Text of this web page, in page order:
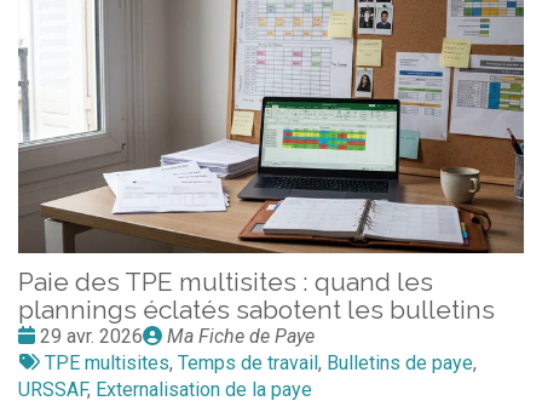
Paie des TPE multisites : quand les
plannings éclatés sabotent les bulletins
Date
:
29 avr. 2026
Publié
par
Ma Fiche de Paye
Tags
:
TPE multisites, Temps de travail, Bulletins de paye,
URSSAF, Externalisation de la paye